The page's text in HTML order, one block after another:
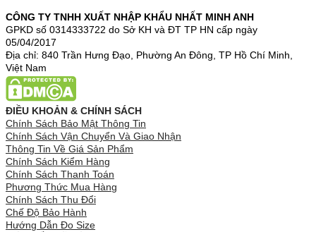
CÔNG TY TNHH XUẤT NHẬP KHẨU NHẤT MINH ANH
GPKD số 0314333722 do Sở KH và ĐT TP HN cấp ngày
05/04/2017
Địa chỉ: 840 Trần Hưng Đạo, Phường An Đông, TP Hồ Chí Minh,
Việt Nam
ĐIỀU KHOẢN & CHÍNH SÁCH
Chính Sách Bảo Mật Thông Tin
Chính Sách Vận Chuyển Và Giao Nhận
Thông Tin Về Giá Sản Phẩm
Chính Sách Kiểm Hàng
Chính Sách Thanh Toán
Phương Thức Mua Hàng
Chính Sách Thu Đổi
Chế Độ Bảo Hành
Hướng Dẫn Đo Size